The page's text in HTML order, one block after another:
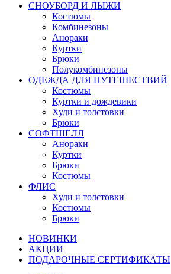
СНОУБОРД И ЛЫЖИ
Костюмы
Комбинезоны
Анораки
Куртки
Брюки
Полукомбинезоны
ОДЕЖДА ДЛЯ ПУТЕШЕСТВИЙ
Костюмы
Куртки и дождевики
Худи и толстовки
Брюки
СОФТШЕЛЛ
Анораки
Куртки
Брюки
Костюмы
ФЛИС
Худи и толстовки
Костюмы
Брюки
НОВИНКИ
АКЦИИ
ПОДАРОЧНЫЕ СЕРТИФИКАТЫ